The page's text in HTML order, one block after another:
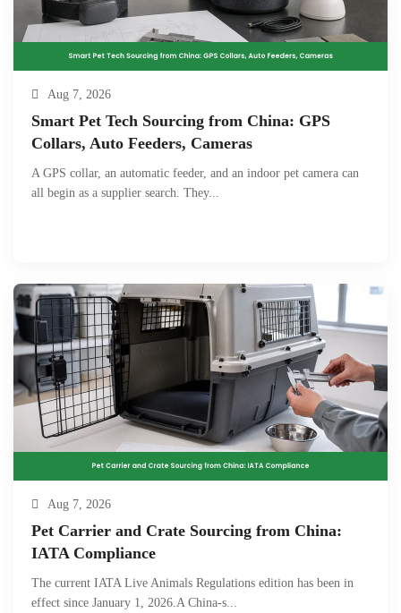
Aug 7, 2026
Smart Pet Tech Sourcing from China: GPS
Collars, Auto Feeders, Cameras
A GPS collar, an automatic feeder, and an indoor pet camera can
all begin as a supplier search. They...
Aug 7, 2026
Pet Carrier and Crate Sourcing from China:
IATA Compliance
The current IATA Live Animals Regulations edition has been in
effect since January 1, 2026.A China-s...